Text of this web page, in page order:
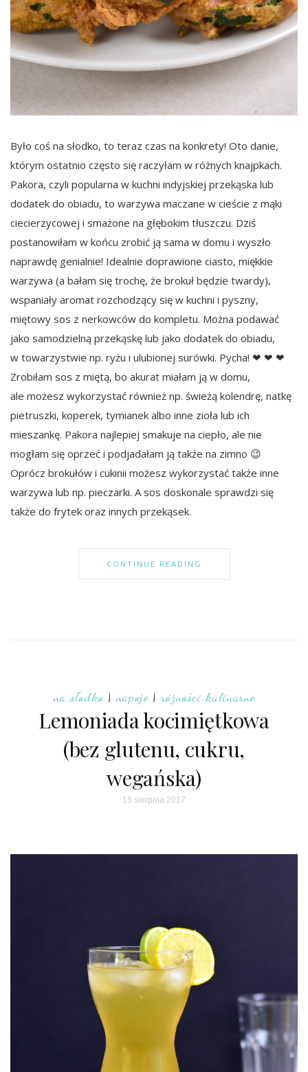
Było coś na słodko, to teraz czas na konkrety! Oto danie,
którym ostatnio często się raczyłam w różnych knajpkach.
Pakora, czyli popularna w kuchni indyjskiej przekąska lub
dodatek do obiadu, to warzywa maczane w cieście z mąki
ciecierzycowej i smażone na głębokim tłuszczu. Dziś
postanowiłam w końcu zrobić ją sama w domu i wyszło
naprawdę genialnie! Idealnie doprawione ciasto, miękkie
warzywa (a bałam się trochę, że brokuł będzie twardy),
wspaniały aromat rozchodzący się w kuchni i pyszny,
miętowy sos z nerkowców do kompletu. Można podawać
jako samodzielną przekąskę lub jako dodatek do obiadu,
w towarzystwie np. ryżu i ulubionej surówki. Pycha! ❤ ❤ ❤
Zrobiłam sos z miętą, bo akurat miałam ją w domu,
ale możesz wykorzystać również np. świeżą kolendrę, natkę
pietruszki, koperek, tymianek albo inne zioła lub ich
mieszankę. Pakora najlepiej smakuje na ciepło, ale nie
mogłam się oprzeć i podjadałam ją także na zimno 😉
Oprócz brokułów i cukinii możesz wykorzystać także inne
warzywa lub np. pieczarki. A sos doskonale sprawdzi się
także do frytek oraz innych przekąsek.
CONTINUE READING
na słodko| napoje| różności kulinarne
Lemoniada kocimiętkowa
(bez glutenu, cukru,
wegańska)
15 sierpnia 2017